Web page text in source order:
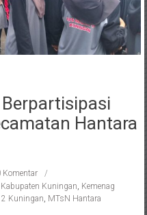
Hantara
Komentar
Kabupaten Kuningan, Kemenag
Kuningan, MTsN Hantara